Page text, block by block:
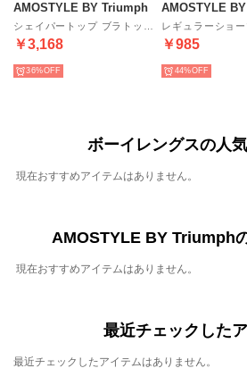
AMOSTYLE BY Triumph
￥3,168
36%
AMOSTYLE
￥985
44%
ボーイレングスの人
現在おすすめアイテムはありません。
AMOSTYLE BY Triumph
現在おすすめアイテムはありません。
最近チェックした
最近チェックしたアイテムはありません。